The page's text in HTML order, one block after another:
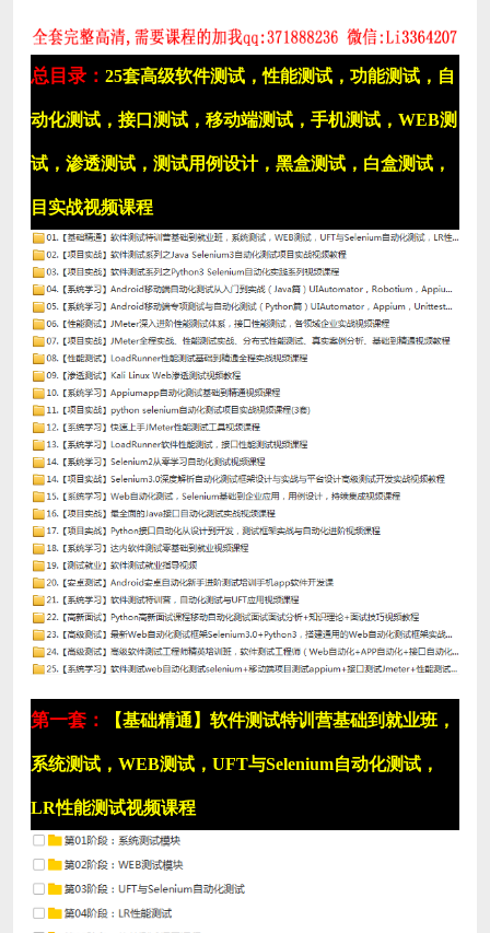
总目录： 25套高级软件测试，性能测试，功能测试，自
动化测试，接口测试，移动端测试，手机测试，WEB测
试，渗透测试，测试用例设计，黑盒测试，白盒测试，
目实战视频课程
第一套： 【基础精通】软件测试特训营基础到就业班，
系统测试，WEB测试，UFT与Selenium自动化测试，
LR性能测试视频课程